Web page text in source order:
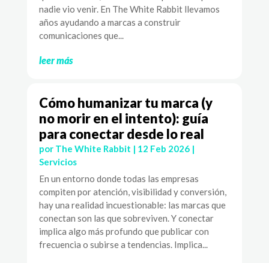
nadie vio venir. En The White Rabbit llevamos
años ayudando a marcas a construir
comunicaciones que...
leer más
Cómo humanizar tu marca (y
no morir en el intento): guía
para conectar desde lo real
por The White Rabbit | 12 Feb 2026|
Servicios
En un entorno donde todas las empresas
compiten por atención, visibilidad y conversión,
hay una realidad incuestionable: las marcas que
conectan son las que sobreviven. Y conectar
implica algo más profundo que publicar con
frecuencia o subirse a tendencias. Implica...